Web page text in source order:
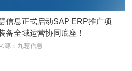
信息正式启动SAP ERP推广项
备全域运营协同底座！
源：九慧信息